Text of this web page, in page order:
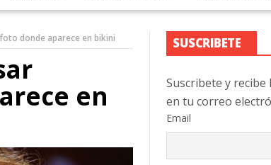
donde aparece en bikini
en
SUSCRIBETE
Suscribete y
en tu correo
Email